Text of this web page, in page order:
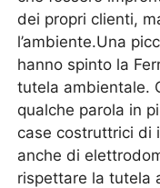
dei propri clienti,
l’ambiente.Una
hanno spinto la
tutela ambientale.
qualche parola in
case costruttrici di
anche di
rispettare la tutela